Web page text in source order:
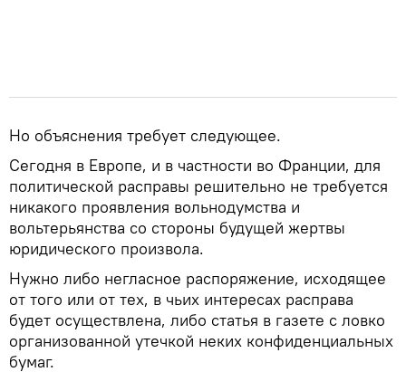
Но объяснения требует следующее.
Сегодня в Европе, и в частности во Франции, для
политической расправы решительно не требуется
никакого проявления вольнодумства и
вольтерьянства со стороны будущей жертвы
юридического произвола.
Нужно либо негласное распоряжение, исходящее
от того или от тех, в чьих интересах расправа
будет осуществлена, либо статья в газете с ловко
организованной утечкой неких конфиденциальных
бумаг.